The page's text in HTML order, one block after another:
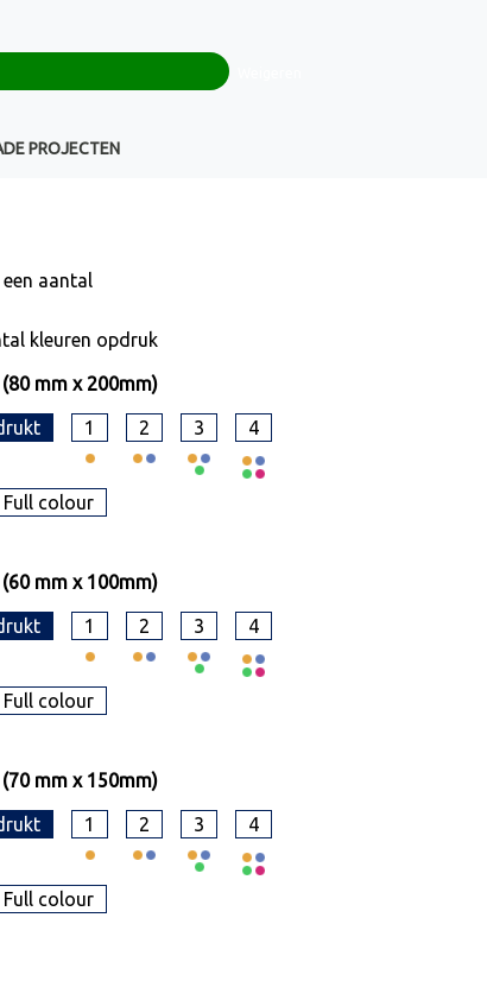
+32(0)16 43 54 19
PROJECTEN
aantal
kleuren opdruk
(80 mm x 200mm)
1 2 3 4
Full colour
(60 mm x 100mm)
1 2 3 4
Full colour
(70 mm x 150mm)
1 2 3 4
Full colour